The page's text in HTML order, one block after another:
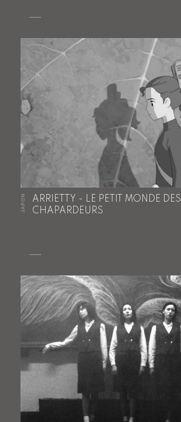
JAPON
ARRIETTY - LE PETIT MONDE DES
CHAPARDEURS